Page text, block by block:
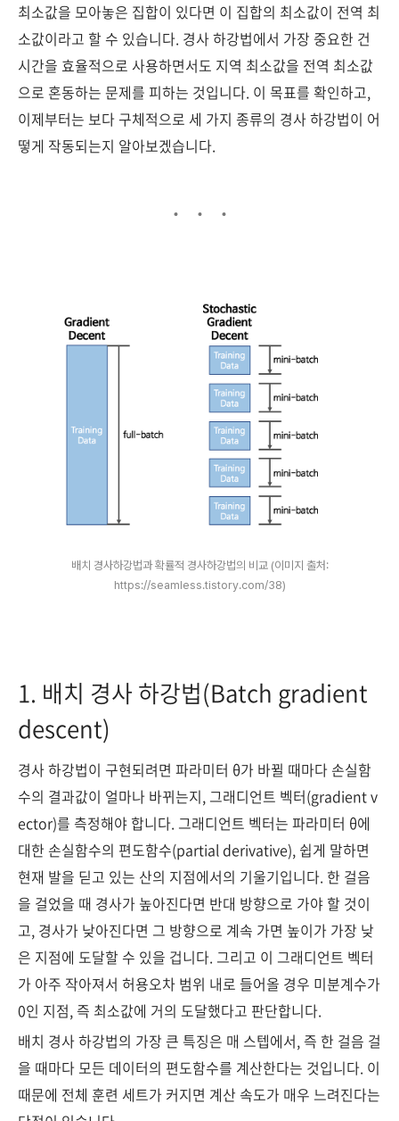
최소값을 모아놓은 집합이 있다면 이 집합의 최소값이 전역 최
소값이라고 할 수 있습니다. 경사 하강법에서 가장 중요한 건
시간을 효율적으로 사용하면서도 지역 최소값을 전역 최소값
으로 혼동하는 문제를 피하는 것입니다. 이 목표를 확인하고,
이제부터는 보다 구체적으로 세 가지 종류의 경사 하강법이 어
떻게 작동되는지 알아보겠습니다.
배치 경사하강법과 확률적 경사하강법의 비교 (이미지 출처:
https://seamless.tistory.com/38)
1. 배치 경사 하강법(Batch gradient
descent)
경사 하강법이 구현되려면 파라미터 θ가 바뀔 때마다 손실함
수의 결과값이 얼마나 바뀌는지, 그래디언트 벡터(gradient v
ector)를 측정해야 합니다. 그래디언트 벡터는 파라미터 θ에
대한 손실함수의 편도함수(partial derivative), 쉽게 말하면
현재 발을 딛고 있는 산의 지점에서의 기울기입니다. 한 걸음
을 걸었을 때 경사가 높아진다면 반대 방향으로 가야 할 것이
고, 경사가 낮아진다면 그 방향으로 계속 가면 높이가 가장 낮
은 지점에 도달할 수 있을 겁니다. 그리고 이 그래디언트 벡터
가 아주 작아져서 허용오차 범위 내로 들어올 경우 미분계수가
0인 지점, 즉 최소값에 거의 도달했다고 판단합니다.
배치 경사 하강법의 가장 큰 특징은 매 스텝에서, 즉 한 걸음 걸
을 때마다 모든 데이터의 편도함수를 계산한다는 것입니다. 이
때문에 전체 훈련 세트가 커지면 계산 속도가 매우 느려진다는